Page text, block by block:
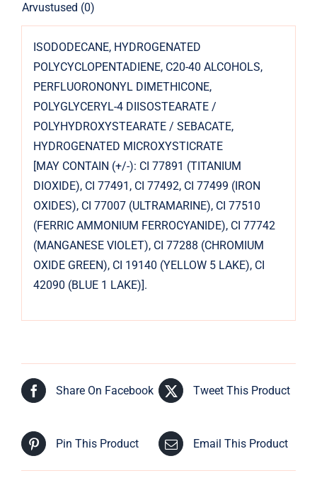
Arvustused (0)
ISODODECANE, HYDROGENATED
POLYCYCLOPENTADIENE, C20-40 ALCOHOLS,
PERFLUORONONYL DIMETHICONE,
POLYGLYCERYL-4 DIISOSTEARATE /
POLYHYDROXYSTEARATE / SEBACATE,
HYDROGENATED MICROXYSTICRATE
[MAY CONTAIN (+/-): CI 77891 (TITANIUM
DIOXIDE), CI 77491, CI 77492, CI 77499 (IRON
OXIDES), CI 77007 (ULTRAMARINE), CI 77510
(FERRIC AMMONIUM FERROCYANIDE), CI 77742
(MANGANESE VIOLET), CI 77288 (CHROMIUM
OXIDE GREEN), CI 19140 (YELLOW 5 LAKE), CI
42090 (BLUE 1 LAKE)].
Share On Facebook Tweet This Product
Pin This Product Email This Product